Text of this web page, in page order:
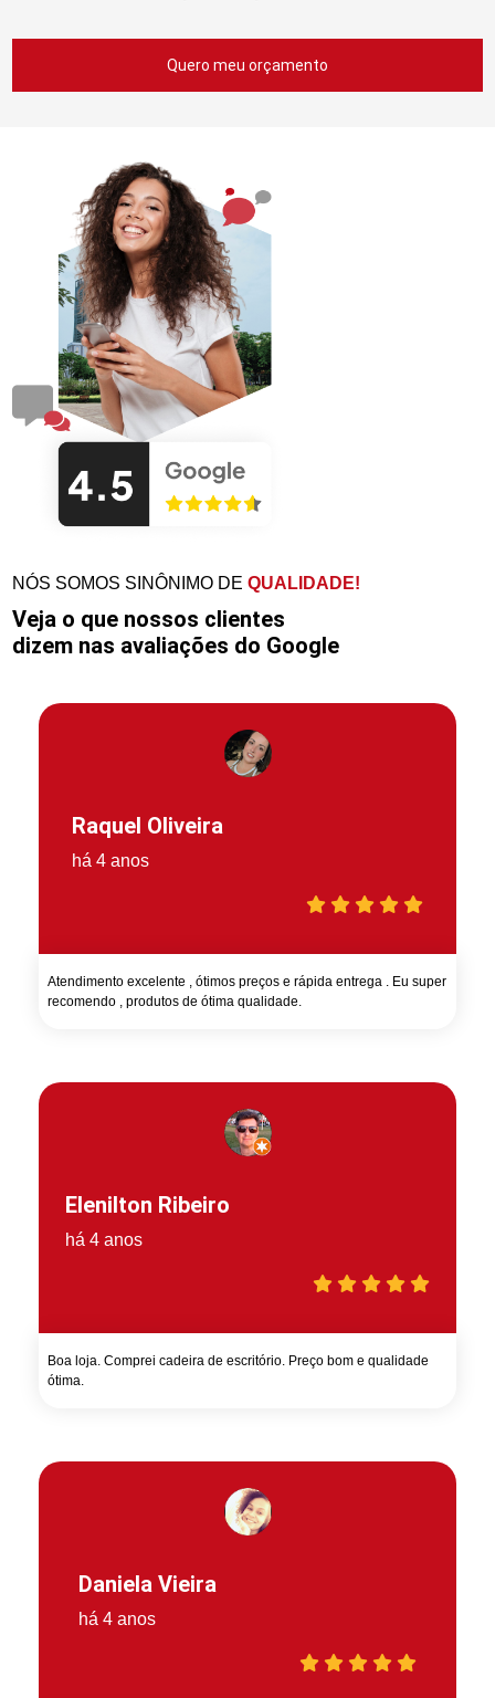
Quero meu orçamento
NÓS SOMOS SINÔNIMO DEQUALIDADE!
Veja o que nossos clientes
dizem nas avaliações do Google
Raquel Oliveira
há 4 anos
Atendimento excelente , ótimos preços e rápida entrega . Eu super
recomendo , produtos de ótima qualidade.
Elenilton Ribeiro
há 4 anos
Boa loja. Comprei cadeira de escritório. Preço bom e qualidade
ótima.
Daniela Vieira
há 4 anos